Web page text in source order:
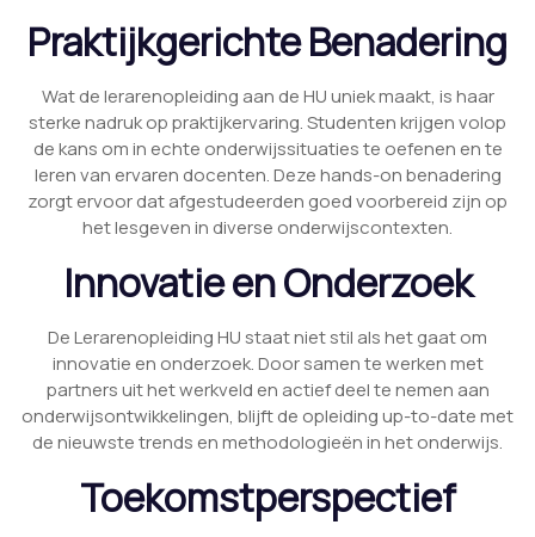
Praktijkgerichte Benadering
Wat de lerarenopleiding aan de HU uniek maakt, is haar
sterke nadruk op praktijkervaring. Studenten krijgen volop
de kans om in echte onderwijssituaties te oefenen en te
leren van ervaren docenten. Deze hands-on benadering
zorgt ervoor dat afgestudeerden goed voorbereid zijn op
het lesgeven in diverse onderwijscontexten.
Innovatie en Onderzoek
De Lerarenopleiding HU staat niet stil als het gaat om
innovatie en onderzoek. Door samen te werken met
partners uit het werkveld en actief deel te nemen aan
onderwijsontwikkelingen, blijft de opleiding up-to-date met
de nieuwste trends en methodologieën in het onderwijs.
Toekomstperspectief